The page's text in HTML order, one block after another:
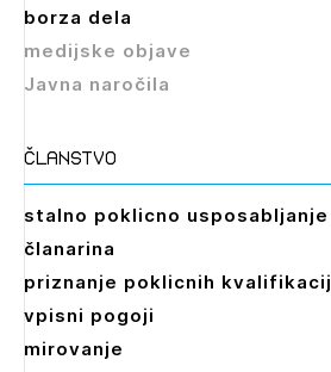
borza dela
medijske objave
Javna naročila
članstvo
stalno poklicno usposabljanje
članarina
priznanje poklicnih kvalifikacij
vpisni pogoji
mirovanje